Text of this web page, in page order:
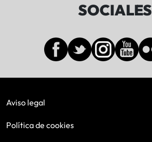
SOCIALES
Aviso legal
Política de cookies